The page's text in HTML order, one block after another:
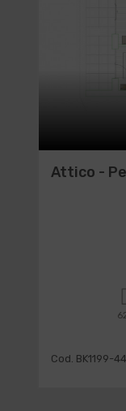
Attico -
Cod. BK1199-44